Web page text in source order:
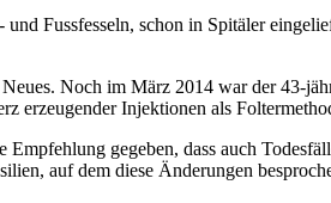
Fussfesseln, schon in Spitäler
Noch im März 2014 war der 43-
erzeugender Injektionen als
gegeben, dass auch
auf dem diese Änderungen